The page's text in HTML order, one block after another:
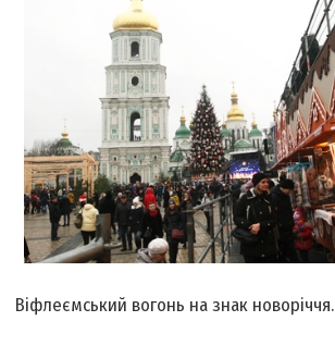
Віфлеємський вогонь на знак новоріччя.